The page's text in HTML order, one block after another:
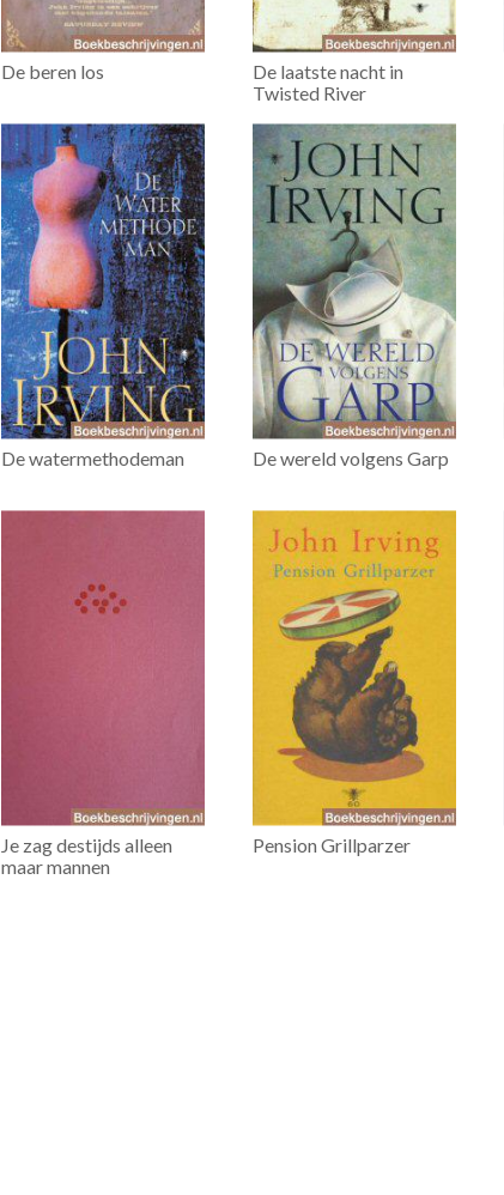
De beren los
De laatste nacht in
Twisted River
De watermethodeman De wereld volgens Garp
Je zag destijds alleen
maar mannen
Pension Grillparzer